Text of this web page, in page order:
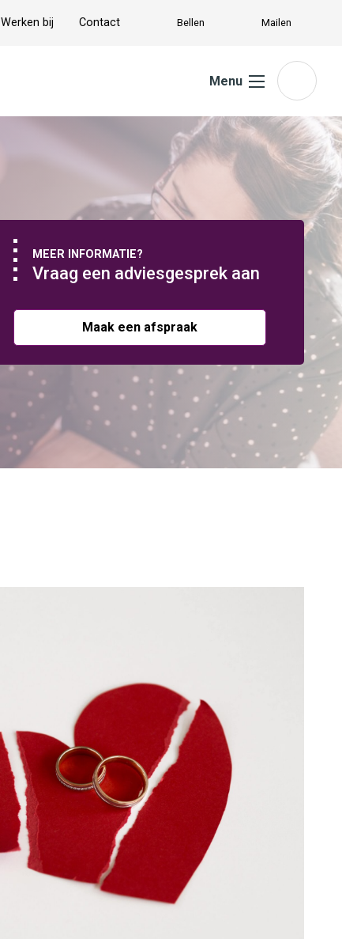
Werken bij Contact Bellen Mailen
Menu
Vraag een adviesgesprek aan
MEER INFORMATIE?
Maak een afspraak